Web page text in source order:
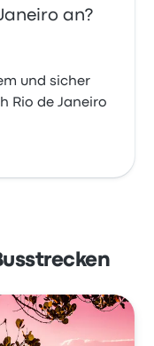
an?
und sicher
Rio de Janeiro